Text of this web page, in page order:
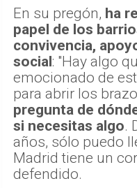
En su pregón, ha
papel de los
convivencia,
social: "Hay algo
emocionado de
para abrir los
pregunta de
si necesitas algo.
años, sólo puedo
Madrid tiene un
defendido.